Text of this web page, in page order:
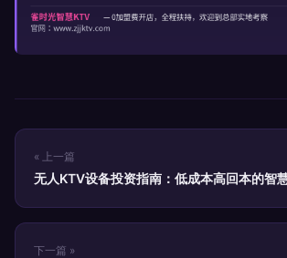
« 上一篇
无人KTV设备投资指南：低成本高回本的智
下一篇 »